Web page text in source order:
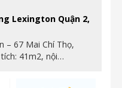
Lexington Quận 2,
– 67 Mai Chí Thọ,
41m2, nội…